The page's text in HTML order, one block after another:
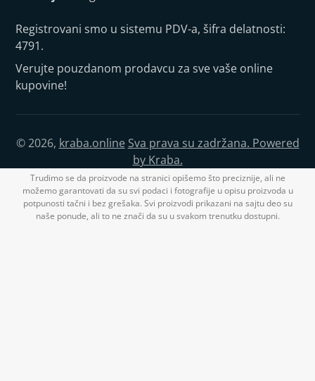
Registrovani smo u sistemu PDV-a, šifra delatnosti:
4791.
Verujte pouzdanom prodavcu za sve vaše online
kupovine!
© 2026, kraba.online Sva prava su zadržana. Powered
by Kraba.
Trudimo se da proizvode na stranici opišemo što preciznije, ali ne
možemo garantovati da su svi podaci i fotografije u opisu proizvoda u
potpunosti tačni i bez grešaka. Svi proizvodi prikazani na sajtu deo su
naše ponude, ali to ne znači da su u svakom trenutku dostupni.